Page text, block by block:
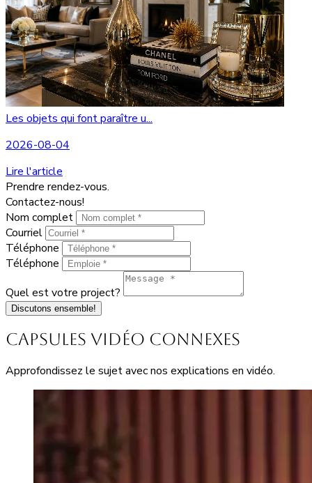
Les objets qui font paraître u...
2026-08-04
Lire l'article
Prendre rendez-vous.
Contactez-nous!
Nom complet
Courriel
Téléphone
Téléphone
Quel est votre project?
Discutons ensemble!
Capsules vidéo connexes
Approfondissez le sujet avec nos explications en vidéo.